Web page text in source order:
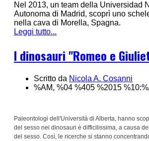
Nel 2013, un team della Universidad
Autonoma di Madrid, scoprì uno
nella cava di Morella, Spagna.
Leggi tutto...
I dinosauri "Romeo e
Scritto da Nicola A. Cosanni
%AM, %04 %405 %2015
Paleontologi dell'Università di Alberta, hanno
del sesso nei dinosauri è difficilissima, a causa
del sesso. Così, le ricerche si stanno